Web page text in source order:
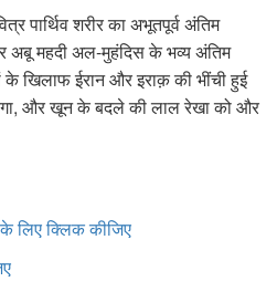
पार्थिव शरीर का अभूतपूर्व अंतिम
अबू महदी अल-मुहंदिस के भव्य अंतिम
खिलाफ ईरान और इराक़ की भींची हुई
और खून के बदले की लाल रेखा को और
के लिए क्लिक कीजिए